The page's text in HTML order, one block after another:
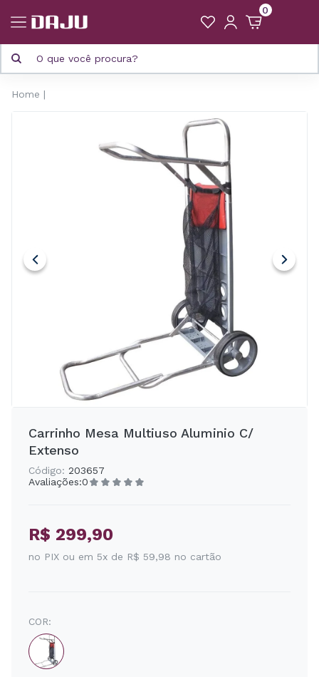
0
Home
Carrinho Mesa Multiuso Aluminio C/
Extenso
Código: 203657
Avaliações:0
R$ 299,90
no PIX ou em 5x de R$ 59,98 no cartão
COR: